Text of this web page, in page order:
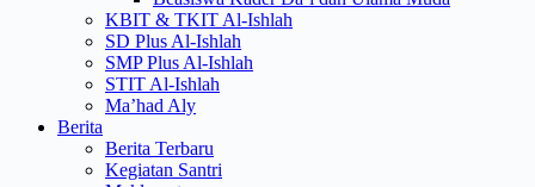
KBIT & TKIT Al-Ishlah
SD Plus Al-Ishlah
SMP Plus Al-Ishlah
STIT Al-Ishlah
Ma’had Aly
Berita
Berita Terbaru
Kegiatan Santri